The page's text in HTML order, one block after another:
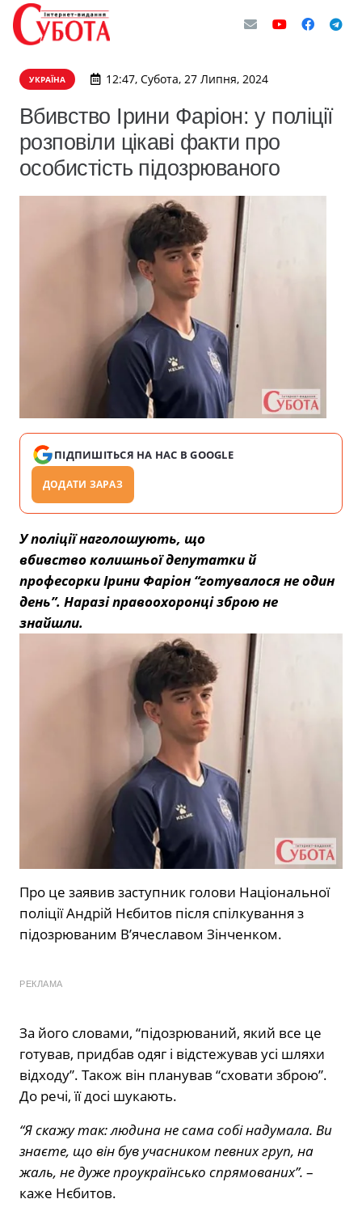
УКРАЇНА 12:47, Субота, 27 Липня, 2024
Вбивство Ірини Фаріон: у поліції
розповіли цікаві факти про
особистість підозрюваного
ПІДПИШІТЬСЯ НА НАС В GOOGLE
ДОДАТИ ЗАРАЗ
У поліції наголошують, що
вбивство колишньої депутатки й
професорки Ірини Фаріон “готувалося не один
день”. Наразі правоохоронці зброю не
знайшли.
Про це заявив заступник голови Національної
поліції Андрій Нєбитов після спілкування з
підозрюваним В’ячеславом Зінченком.
РЕКЛАМА
За його словами, “підозрюваний, який все це
готував, придбав одяг і відстежував усі шляхи
відходу”. Також він планував “сховати зброю”.
До речі, її досі шукають.
“Я скажу так: людина не сама собі надумала. Ви
знаєте, що він був учасником певних груп, на
жаль, не дуже проукраїнсько спрямованих”. –
каже Нєбитов.